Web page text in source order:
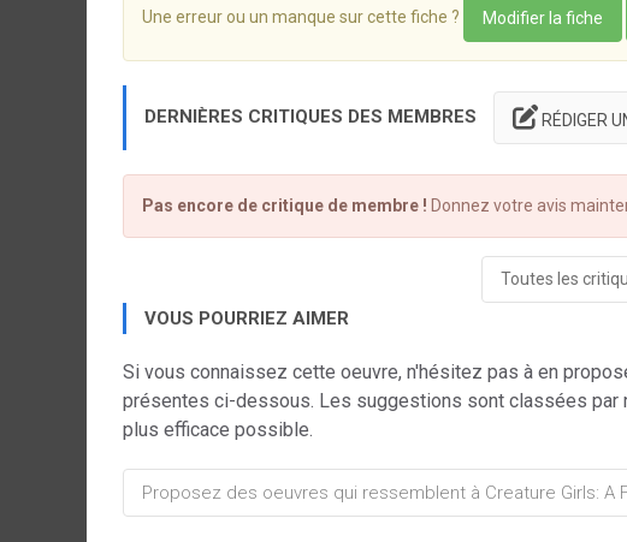
Une erreur ou un manque sur cette fiche ? Modifier la fiche
DERNIÈRES CRITIQUES DES MEMBRES RÉDIGER
Pas encore de critique de membre ! Donnez votre avis
Toutes les
VOUS POURRIEZ AIMER
Si vous connaissez cette oeuvre, n'hésitez pas à en
présentes ci-dessous. Les suggestions sont classées
plus efficace possible.